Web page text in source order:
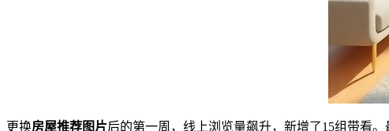
更换房屋推荐图片后的第一周，线上浏览量飙升，新增了15组带看